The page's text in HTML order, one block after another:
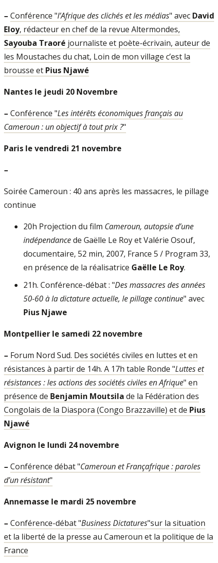
– Conférence "l’Afrique des clichés et les médias" avec David
Eloy, rédacteur en chef de la revue Altermondes,
Sayouba Traoré journaliste et poète-écrivain, auteur de
les Moustaches du chat, Loin de mon village c’est la
brousse et Pius Njawé
Nantes le jeudi 20 Novembre
– Conférence "Les intérêts économiques français au
Cameroun : un objectif à tout prix ?"
Paris le vendredi 21 novembre
–
Soirée Cameroun : 40 ans après les massacres, le pillage
continue
20h Projection du film Cameroun, autopsie d’une
indépendancede Gaëlle Le Roy et Valérie Osouf,
documentaire, 52 min, 2007, France 5 / Program 33,
en présence de la réalisatrice Gaëlle Le Roy.
21h. Conférence-débat : "Des massacres des années
50-60 à la dictature actuelle, le pillage continue" avec
Pius Njawe
Montpellier le samedi 22 novembre
– Forum Nord Sud. Des sociétés civiles en luttes et en
résistances à partir de 14h. A 17h table Ronde "Luttes et
résistances : les actions des sociétés civiles en Afrique" en
présence de Benjamin Moutsila de la Fédération des
Congolais de la Diaspora (Congo Brazzaville) et de Pius
Njawé
Avignon le lundi 24 novembre
– Conférence débat "Cameroun et Françafrique : paroles
d’un résistant"
Annemasse le mardi 25 novembre
– Conférence-débat "Business Dictatures"sur la situation
et la liberté de la presse au Cameroun et la politique de la
France